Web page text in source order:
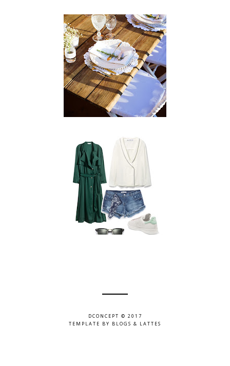
DCONCEPT © 2017
TEMPLATE BY BLOGS & LATTES